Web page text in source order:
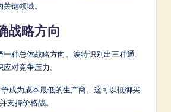
键领域。
战略方向
一种总体战略方向。波特识别出三种通
对竞争压力。
争成为成本最低的生产商。这可以抵御买
支持价格战。